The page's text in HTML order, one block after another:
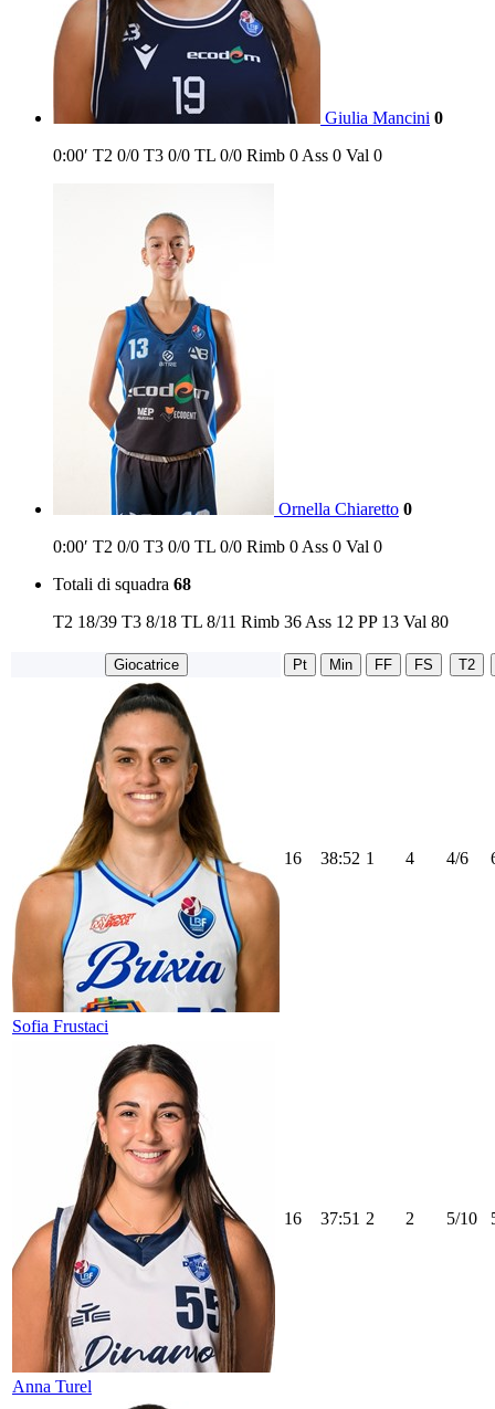
Giulia Mancini 0
0:00′ T2 0/0 T3 0/0 TL 0/0 Rimb 0 Ass 0 Val 0
Ornella Chiaretto 0
0:00′ T2 0/0 T3 0/0 TL 0/0 Rimb 0 Ass 0 Val 0
Totali di squadra 68
T2 18/39 T3 8/18 TL 8/11 Rimb 36 Ass 12 PP 13 Val 80
Giocatrice Pt Min FF FS T2
Sofia Frustaci
16 38:52 1 4 4/6
Anna Turel
16 37:51 2 2 5/10